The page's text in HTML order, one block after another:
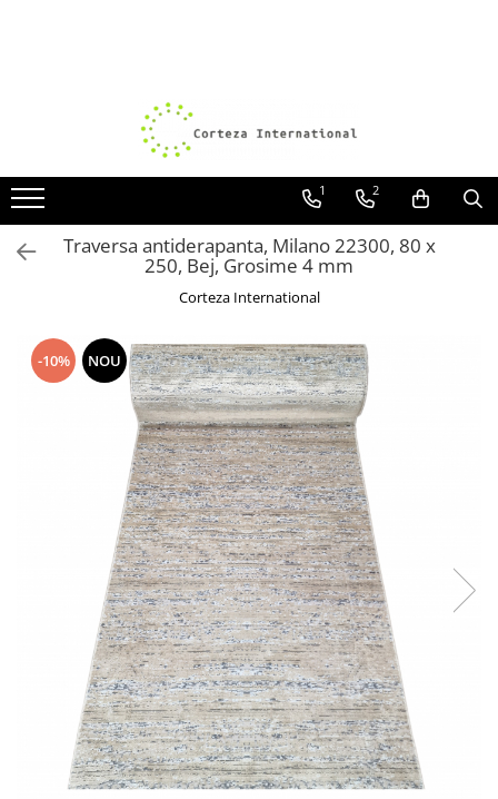
Covoare Moderne
Covoare Antiderapante si lavabile
Covoare Living
Covoare Bucatarie
Covoare Dormitor
Covoare Pufoase
Traverse antiderapante
1 2
Traversa antiderapanta, Milano 22300, 80 x
250, Bej, Grosime 4 mm
Corteza International
-10% NOU